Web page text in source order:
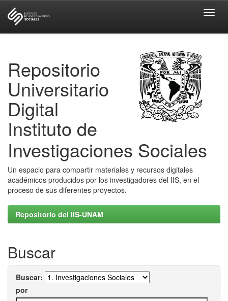
Repositorio
Universitario
Digital
Instituto de
Investigaciones Sociales
Un espacio para compartir materiales y recursos digitales
académicos producidos por los investigadores del IIS, en el
proceso de sus diferentes proyectos.
Repositorio del IIS-UNAM
Buscar
Buscar:
por